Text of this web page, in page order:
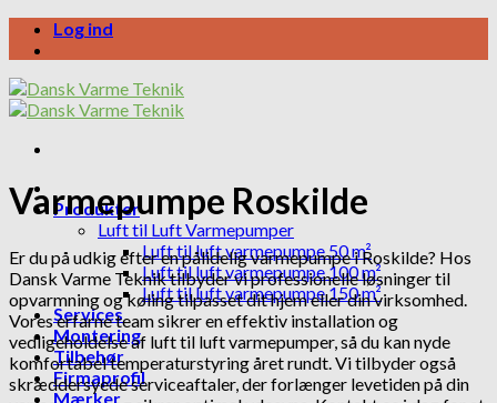
Skip
Log ind
Produkter
Luft til Luft Varmepumper
Luft til luft varmepumpe 50 m²
Luft til luft varmepumpe 100 m²
Luft til luft varmepumpe 150 m²
Services
Montering
Tilbehør
Firmaprofil
Mærker
Varmepumpe Roskilde
Er du på udkig efter en pålidelig varmepumpe i Roskilde? Hos
Dansk Varme Teknik tilbyder vi professionelle løsninger til
opvarmning og køling tilpasset dit hjem eller din virksomhed.
Vores erfarne team sikrer en effektiv installation og
vedligeholdelse af luft til luft varmepumper, så du kan nyde
komfortabel temperaturstyring året rundt. Vi tilbyder også
skræddersyede serviceaftaler, der forlænger levetiden på din